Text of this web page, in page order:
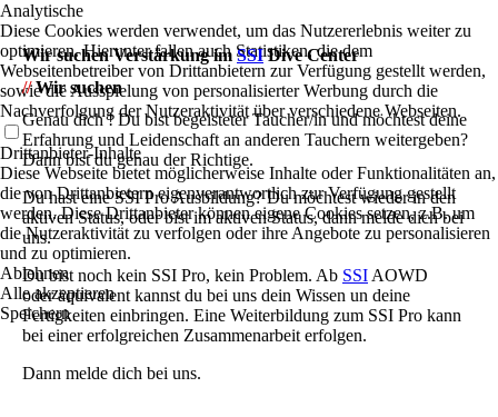
Wir suchen Verstärkung im SSIDive Center
// Wir suchen
Genau dich ! Du bist begeisteter Taucher/in und möchtest deine
Erfahrung und Leidenschaft an anderen Tauchern weitergeben?
Dann bist du genau der Richtige.
Du hast eine SSI Pro Ausbildung? Du möchtest wieder in den
aktiven Status, oder bist im aktiven Status, dann melde dich bei
uns.
Du bist noch kein SSI Pro, kein Problem. Ab SSI AOWD
oder äquivalent kannst du bei uns dein Wissen un deine
Fertigkeiten einbringen. Eine Weiterbildung zum SSI Pro kann
bei einer erfolgreichen Zusammenarbeit erfolgen.
Dann melde dich bei uns.
Analytische
Diese Cookies werden verwendet, um das Nutzererlebnis weiter zu
optimieren. Hierunter fallen auch Statistiken, die dem
Webseitenbetreiber von Drittanbietern zur Verfügung gestellt werden,
sowie die Ausspielung von personalisierter Werbung durch die
Nachverfolgung der Nutzeraktivität über verschiedene Webseiten.
Drittanbieter-Inhalte
Diese Webseite bietet möglicherweise Inhalte oder Funktionalitäten an,
die von Drittanbietern eigenverantwortlich zur Verfügung gestellt
werden. Diese Drittanbieter können eigene Cookies setzen, z.B. um
die Nutzeraktivität zu verfolgen oder ihre Angebote zu personalisieren
und zu optimieren.
Ablehnen
Alle akzeptieren
Speichern